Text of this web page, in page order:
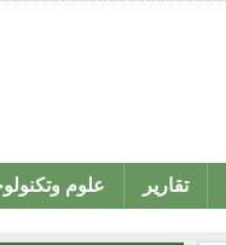
تقارير علوم